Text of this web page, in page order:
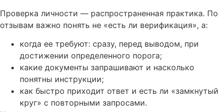
Проверка личности — распространенная практика. По
отзывам важно понять не «есть ли верификация», а:
когда ее требуют: сразу, перед выводом, при
достижении определенного порога;
какие документы запрашивают и насколько
понятны инструкции;
как быстро приходит ответ и есть ли «замкнутый
круг» с повторными запросами.